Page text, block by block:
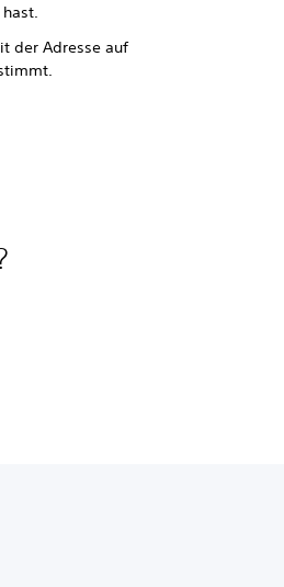
der Adresse auf